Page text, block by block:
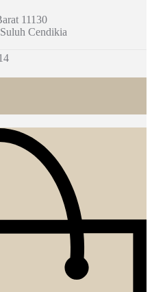
11130
Cendikia